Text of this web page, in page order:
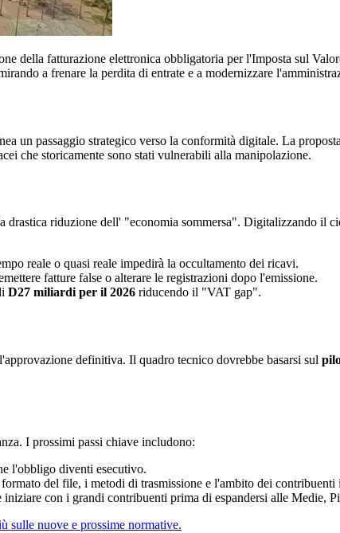
della fatturazione elettronica obbligatoria per l'Imposta sul
a frenare la perdita di entrate e a modernizzare
un passaggio strategico verso la conformità digitale. La
che storicamente sono stati vulnerabili alla manipolazione.
riduzione dell' "economia sommersa". Digitalizzando il
reale o quasi reale impedirà la occultamento dei ricavi.
fatture false o alterare le registrazioni dopo l'emissione.
D27 miliardi per il 2026 riducendo il "VAT gap".
definitiva. Il quadro tecnico dovrebbe basarsi sul
I prossimi passi chiave includono:
l'obbligo diventi esecutivo.
del file, i metodi di trasmissione e l'ambito dei contribuenti
con i grandi contribuenti prima di espandersi alle Medie,
sulle nuove e prossime normative.